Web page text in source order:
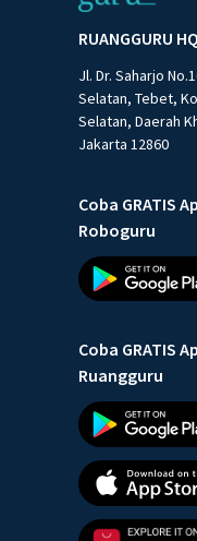
RUANGGURU HQ
Jl. Dr. Saharjo
Selatan, Tebet,
Selatan, Daerah
Jakarta 12860
Coba GRATIS
Roboguru
Coba GRATIS
Ruangguru